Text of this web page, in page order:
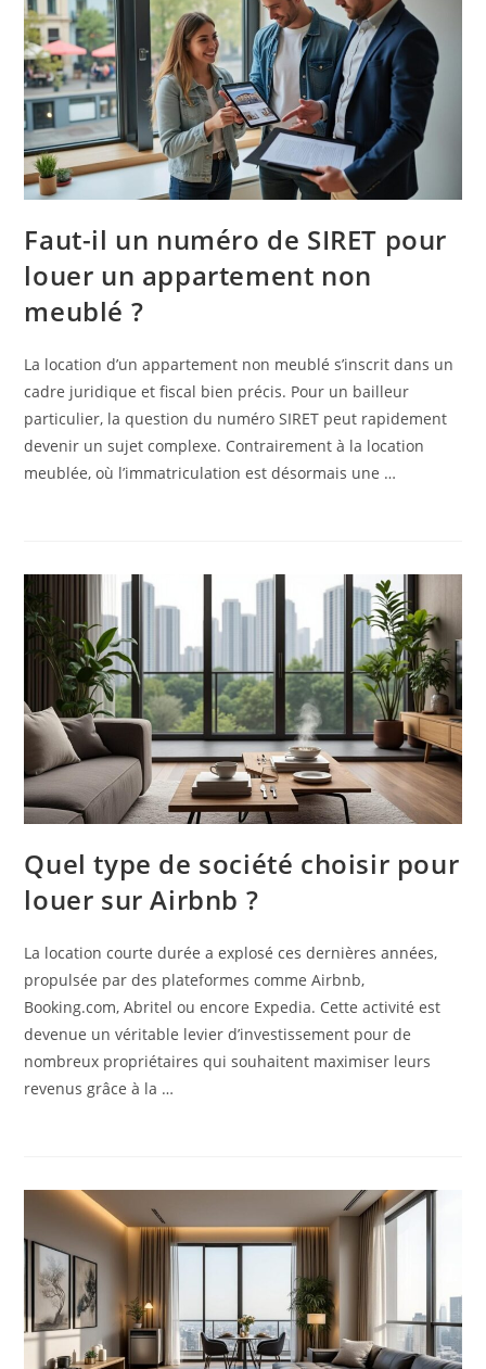
Faut-il un numéro de SIRET pour
louer un appartement non
meublé ?
La location d’un appartement non meublé s’inscrit dans un
cadre juridique et fiscal bien précis. Pour un bailleur
particulier, la question du numéro SIRET peut rapidement
devenir un sujet complexe. Contrairement à la location
meublée, où l’immatriculation est désormais une …
Quel type de société choisir pour
louer sur Airbnb ?
La location courte durée a explosé ces dernières années,
propulsée par des plateformes comme Airbnb,
Booking.com, Abritel ou encore Expedia. Cette activité est
devenue un véritable levier d’investissement pour de
nombreux propriétaires qui souhaitent maximiser leurs
revenus grâce à la …